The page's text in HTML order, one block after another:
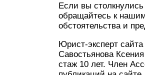
Если вы
обращайтесь к
обстоятельства и
Юрист-эксперт сайта
Савостьянова
стаж 10 лет. Член